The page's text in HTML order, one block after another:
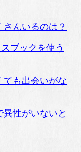
んいるのは？
ブックを使う
ても出会いがな
性がいないと